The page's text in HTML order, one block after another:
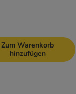
Zum Warenkorb
hinzufügen